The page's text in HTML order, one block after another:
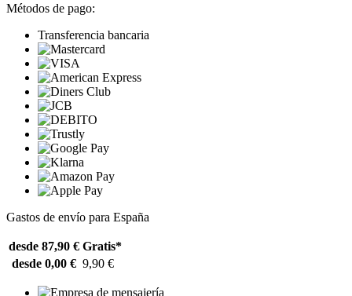
Métodos de pago:
Transferencia bancaria
Gastos de envío para España
desde 87,90 € Gratis*
desde 0,00 € 9,90 €